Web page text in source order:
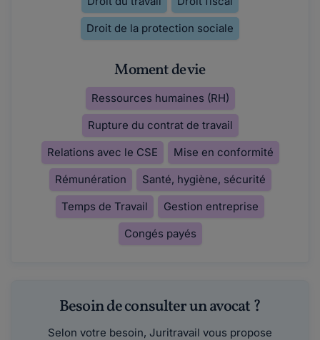
Droit de la protection sociale
Moment de vie
Ressources humaines (RH)
Rupture du contrat de travail
Relations avec le CSE
Mise en conformité
Rémunération
Santé, hygiène, sécurité
Temps de Travail
Gestion entreprise
Congés payés
Besoin de consulter un avocat ?
Selon votre besoin, Juritravail vous propose